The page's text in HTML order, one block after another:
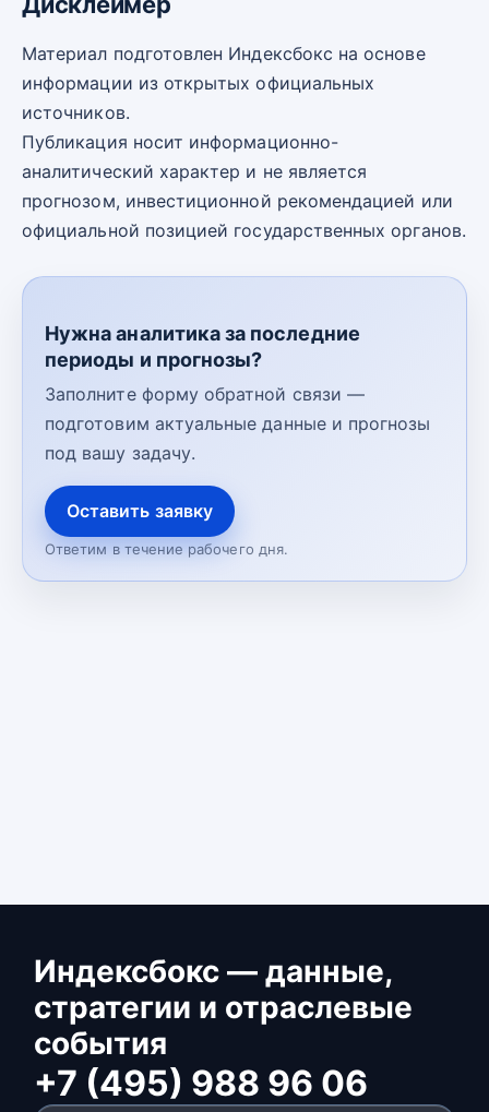
Материал подготовлен Индексбокс на основе
информации из открытых официальных
источников.
Публикация носит информационно-
аналитический характер и не является
прогнозом, инвестиционной рекомендацией или
официальной позицией государственных органов.
Нужна аналитика за последние
периоды и прогнозы?
Заполните форму обратной связи —
подготовим актуальные данные и прогнозы
под вашу задачу.
Оставить заявку
Ответим в течение рабочего дня.
Индексбокс — данные,
стратегии и отраслевые
события
+7 (495) 988 96 06